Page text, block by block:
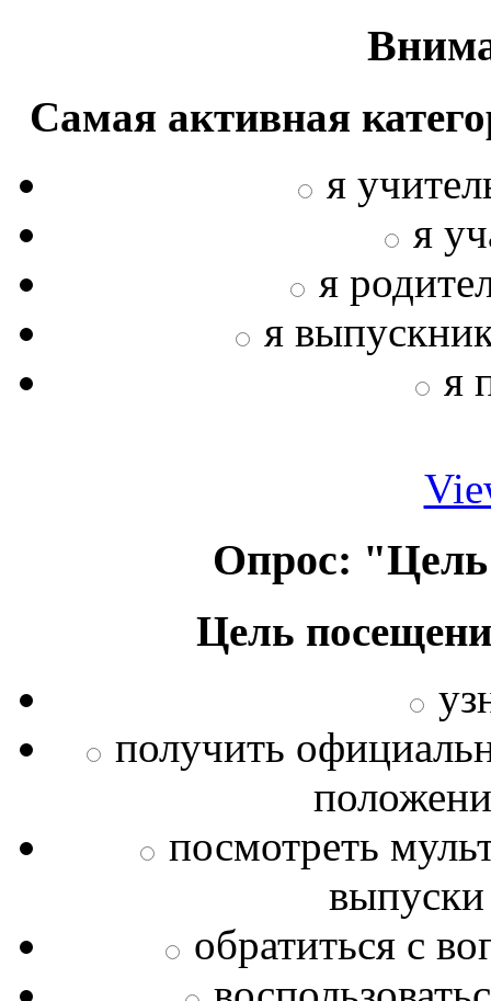
Самая активная
я
я
я
я
я
Опрос:
Цель
получить
посмотреть
обратиться с